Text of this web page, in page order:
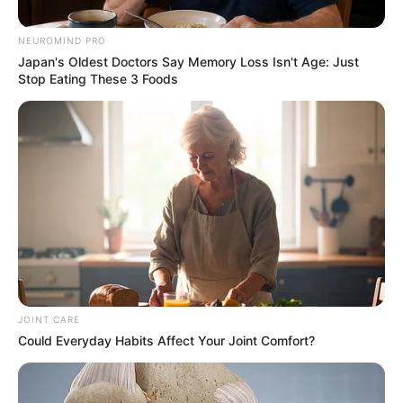
Alcaldía de Santa Marta/ Procuraduría.
Ex alcaldesa Virna Johnson.
Angy Cueto Martínez
Febrero 28, 2025
NEUROMIND PRO
Japan's Oldest Doctors Say Memory Loss Isn't Age: Just
Stop Eating These 3 Foods
JOINT CARE
Could Everyday Habits Affect Your Joint Comfort?